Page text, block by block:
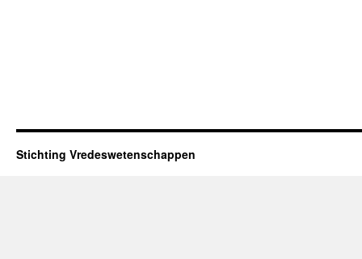
Stichting Vredeswetenschappen